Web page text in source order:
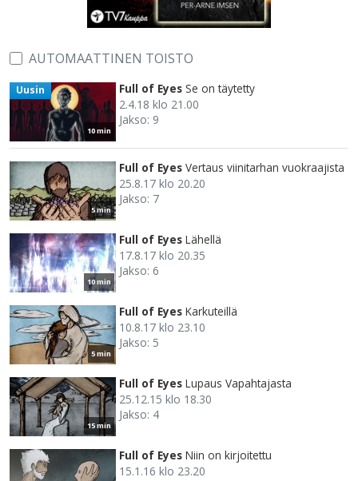
AUTOMAATTINEN TOISTO
10 min
Uusin Full of Eyes Se on täytetty
2.4.18 klo 21.00
Jakso: 9
5 min
Full of Eyes Vertaus viinitarhan vuokraajista
25.8.17 klo 20.20
Jakso: 7
10 min
Full of Eyes Lähellä
17.8.17 klo 20.35
Jakso: 6
5 min
Full of Eyes Karkuteillä
10.8.17 klo 23.10
Jakso: 5
15 min
Full of Eyes Lupaus Vapahtajasta
25.12.15 klo 18.30
Jakso: 4
Full of Eyes Niin on kirjoitettu
15.1.16 klo 23.20